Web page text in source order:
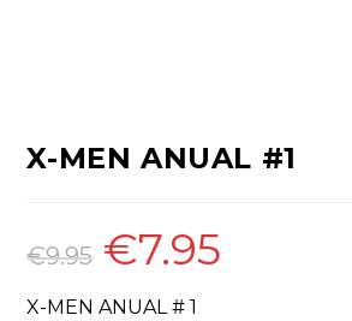
X-MEN ANUAL #1
€9.95
O
preço
original
€9.95.
€7.95
X-MEN ANUAL # 1